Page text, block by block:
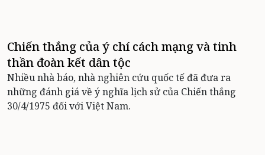
Chiến thắng của ý chí cách mạng và tinh
thần đoàn kết dân tộc
Nhiều nhà báo, nhà nghiên cứu quốc tế đã đưa ra
những đánh giá về ý nghĩa lịch sử của Chiến thắng
30/4/1975 đối với Việt Nam.